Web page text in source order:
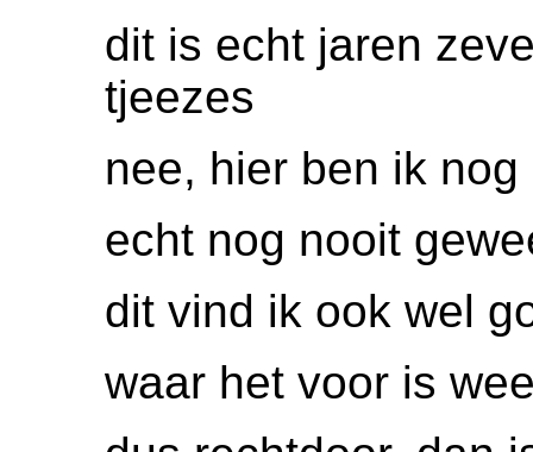
dit is echt jaren
tjeezes
nee, hier ben ik
echt nog nooit
dit vind ik ook wel
waar het voor is